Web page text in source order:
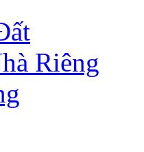
Riêng